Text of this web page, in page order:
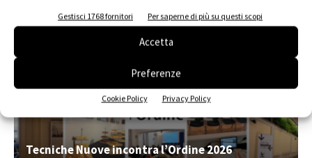
Gestisci 1768 fornitori Per saperne di più su questi scopi
Accetta
Preferenze
Cookie Policy Privacy Policy
Tecniche Nuove incontra l’Ordine 2026